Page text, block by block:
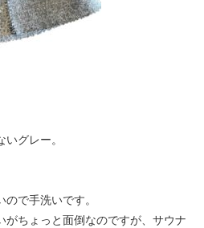
グレー。
で手洗いです。
がちょっと面倒なのですが、サウナ